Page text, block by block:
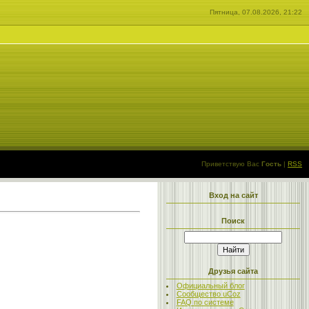
Пятница, 07.08.2026, 21:22
Приветствую Вас Гость | RSS
Вход на сайт
Поиск
Друзья сайта
Официальный блог
Сообщество uCoz
FAQ по системе